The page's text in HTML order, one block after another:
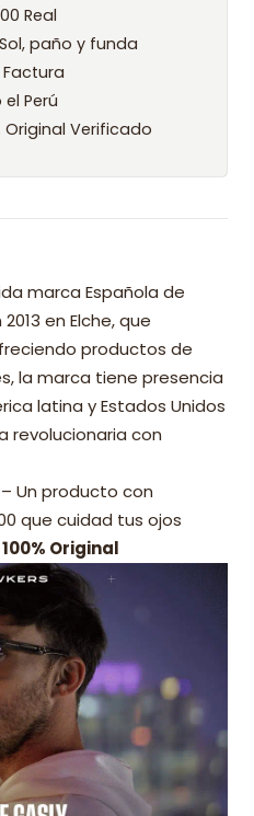
Real
paño y funda
Perú
Original Verificado
marca Española de
en Elche, que
productos de
la marca tiene presencia
latina y Estados Unidos
revolucionaria con
Un producto con
que cuidad tus ojos
Original